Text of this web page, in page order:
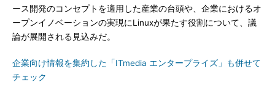
ース開発のコンセプトを適用した産業の台頭や、企業におけるオ
ープンイノベーションの実現にLinuxが果たす役割について、議
論が展開される見込みだ。
企業向け情報を集約した「ITmedia エンタープライズ」も併せて
チェック